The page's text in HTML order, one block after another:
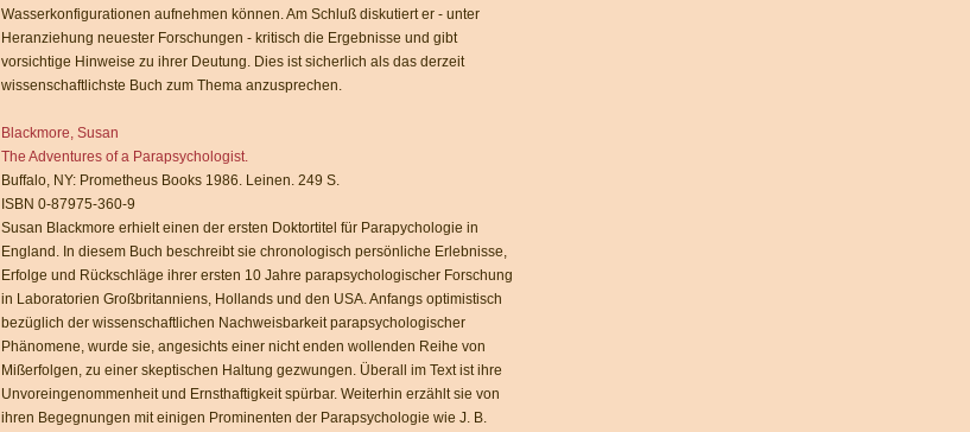
Wasserkonfigurationen aufnehmen können. Am Schluß diskutiert er - unter
Heranziehung neuester Forschungen - kritisch die Ergebnisse und gibt
vorsichtige Hinweise zu ihrer Deutung. Dies ist sicherlich als das derzeit
wissenschaftlichste Buch zum Thema anzusprechen.
Blackmore, Susan
The Adventures of a Parapsychologist.
Buffalo, NY: Prometheus Books 1986. Leinen. 249 S.
ISBN 0-87975-360-9
Susan Blackmore erhielt einen der ersten Doktortitel für Parapychologie in
England. In diesem Buch beschreibt sie chronologisch persönliche Erlebnisse,
Erfolge und Rückschläge ihrer ersten 10 Jahre parapsychologischer Forschung
in Laboratorien Großbritanniens, Hollands und den USA. Anfangs optimistisch
bezüglich der wissenschaftlichen Nachweisbarkeit parapsychologischer
Phänomene, wurde sie, angesichts einer nicht enden wollenden Reihe von
Mißerfolgen, zu einer skeptischen Haltung gezwungen. Überall im Text ist ihre
Unvoreingenommenheit und Ernsthaftigkeit spürbar. Weiterhin erzählt sie von
ihren Begegnungen mit einigen Prominenten der Parapsychologie wie J. B.